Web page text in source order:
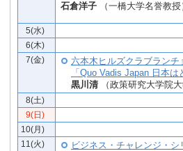
石倉洋子 （一橋大学名誉教授
5(水)
6(木)
7(金)
六本木ヒルズクラブランチ
「Quo Vadis Japan 日本は
黒川清 （政策研究大学院大
8(土)
9(日)
10(月)
11(火)
ビジネス・チャレンジ・シ